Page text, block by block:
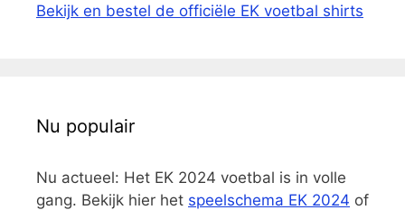
Bekijk en bestel de officiële EK voetbal shirts
Nu populair
Nu actueel: Het EK 2024 voetbal is in volle
gang. Bekijk hier het speelschema EK 2024 of